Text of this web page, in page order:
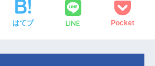
はてブ LINE Pocket